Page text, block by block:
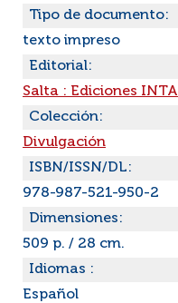
Tipo de documento:
texto impreso
Editorial:
Salta : Ediciones INTA
Colección:
Divulgación
ISBN/ISSN/DL:
978-987-521-950-2
Dimensiones:
509 p. / 28 cm.
Idiomas :
Español